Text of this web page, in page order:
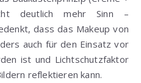
deutlich mehr Sinn –
dass das Makeup von
auch für den Einsatz vor
ist und Lichtschutzfaktor
reflektieren kann.